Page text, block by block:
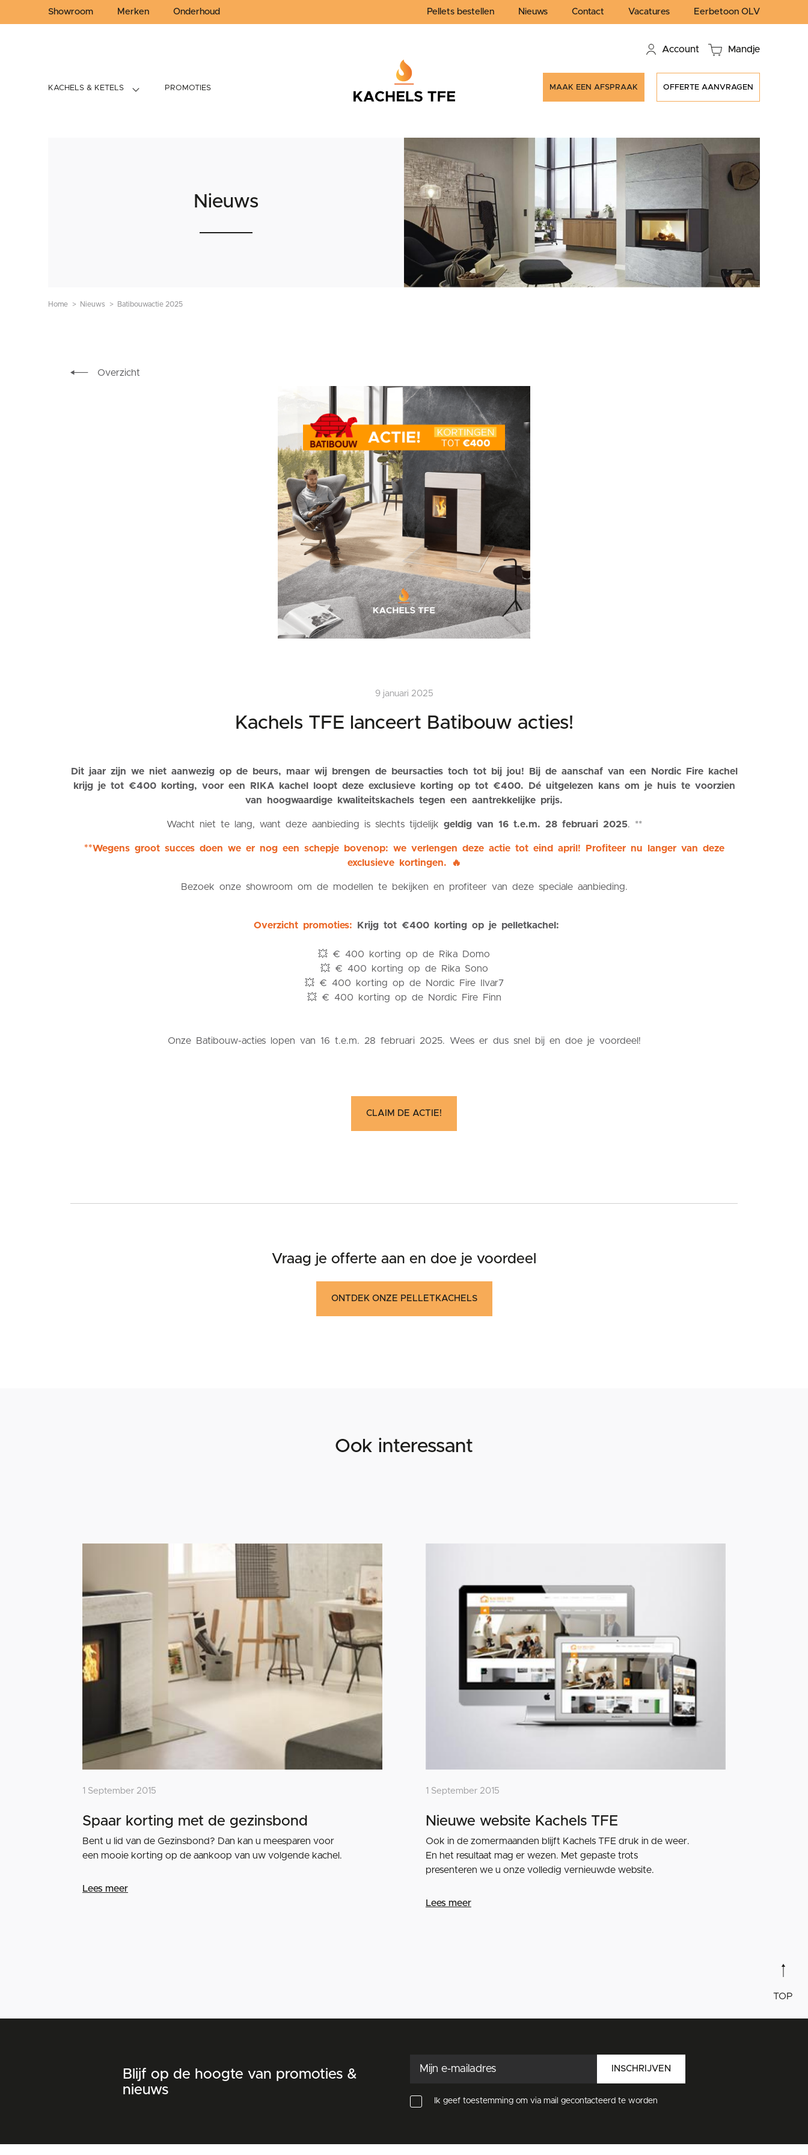
Showroom Merken Onderhoud Pellets bestellen Nieuws Contact Vacatures Eerbetoon OLV
Account Mandje
KACHELS & KETELS PROMOTIES MAAK EEN AFSPRAAK OFFERTE AANVRAGEN
Nieuws
Home Nieuws Batibouwactie 2025
Overzicht
9 januari 2025
Kachels TFE lanceert Batibouw acties!
Dit jaar zijn we niet aanwezig op de beurs, maar wij brengen de beursacties toch tot bij jou! Bij de aanschaf van een Nordic Fire kachel
krijg je tot €400 korting, voor een RIKA kachel loopt deze exclusieve korting op tot €400. Dé uitgelezen kans om je huis te voorzien
van hoogwaardige kwaliteitskachels tegen een aantrekkelijke prijs.
Wacht niet te lang, want deze aanbieding is slechts tijdelijk geldig van 16 t.e.m. 28 februari 2025. **
**Wegens groot succes doen we er nog een schepje bovenop: we verlengen deze actie tot eind april! Profiteer nu langer van deze
exclusieve kortingen. 🔥
Bezoek onze showroom om de modellen te bekijken en profiteer van deze speciale aanbieding.
Overzicht promoties: Krijg tot €400 korting op je pelletkachel:
💥 € 400 korting op de Rika Domo
💥 € 400 korting op de Rika Sono
💥 € 400 korting op de Nordic Fire Ilvar7
💥 € 400 korting op de Nordic Fire Finn
Onze Batibouw-acties lopen van 16 t.e.m. 28 februari 2025. Wees er dus snel bij en doe je voordeel!
CLAIM DE ACTIE!
Vraag je offerte aan en doe je voordeel
ONTDEK ONZE PELLETKACHELS
Ook interessant
1 September 2015
Spaar korting met de gezinsbond
Bent u lid van de Gezinsbond? Dan kan u meesparen voor
een mooie korting op de aankoop van uw volgende kachel.
Lees meer
1 September 2015
Nieuwe website Kachels TFE
Ook in de zomermaanden blijft Kachels TFE druk in de weer.
En het resultaat mag er wezen. Met gepaste trots
presenteren we u onze volledig vernieuwde website.
Lees meer
TOP
Blijf op de hoogte van promoties &
nieuws
INSCHRIJVEN
Ik geef toestemming om via mail gecontacteerd te worden